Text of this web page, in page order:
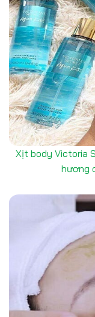
Xịt body Victoria
hương